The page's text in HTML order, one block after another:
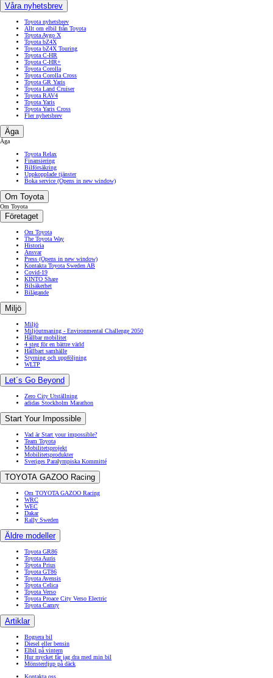
Våra nyhetsbrev
Toyota nyhetsbrev
Allt om elbil från Toyota
Toyota Aygo X
Toyota bZ4X
Toyota bZ4X Touring
Toyota C-HR
Toyota C-HR+
Toyota Corolla
Toyota Corolla Cross
Toyota GR Yaris
Toyota Land Cruiser
Toyota RAV4
Toyota Yaris
Toyota Yaris Cross
Fler nyhetsbrev
Äga
Äga
Toyota Relax
Finansiering
Bilförsäkring
Uppkopplade tjänster
Boka service (Opens in new window)
Om Toyota
Om Toyota
Företaget
Om Toyota
The Toyota Way
Historia
Ansvar
Press (Opens in new window)
Kontakta Toyota Sweden AB
Covid-19
KINTO Share
Bilsäkerhet
Bilägande
Miljö
Miljö
Miljöutmaning - Environmental Challenge 2050
Hållbar mobilitet
4 steg för en bättre värld
Hållbart samhälle
Styrning och uppföljning
WLTP
Let´s Go Beyond
Zero City Utställning
adidas Stockholm Marathon
Start Your Impossible
Vad är Start your impossible?
Team Toyota
Mobilitetsprojekt
Mobilitetsprodukter
Sveriges Paralympiska Kommitté
TOYOTA GAZOO Racing
Om TOYOTA GAZOO Racing
WRC
WEC
Dakar
Rally Sweden
Äldre modeller
Toyota GR86
Toyota Auris
Toyota Prius
Toyota GT86
Toyota Avensis
Toyota Celica
Toyota Verso
Toyota Proace City Verso Electric
Toyota Camry
Artiklar
Bogsera bil
Diesel eller bensin
Elbil på vintern
Hur mycket får jag dra med min bil
Mönsterdjup på däck
Kontakta oss